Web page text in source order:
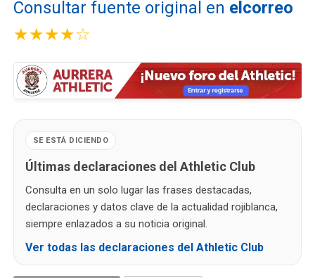
Consultar fuente original en elcorreo
★★★★☆
SE ESTÁ DICIENDO
Últimas declaraciones del Athletic Club
Consulta en un solo lugar las frases destacadas,
declaraciones y datos clave de la actualidad rojiblanca,
siempre enlazados a su noticia original.
Ver todas las declaraciones del Athletic Club